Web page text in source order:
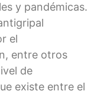
y pandémicas.
el
entre otros
de
existe entre el